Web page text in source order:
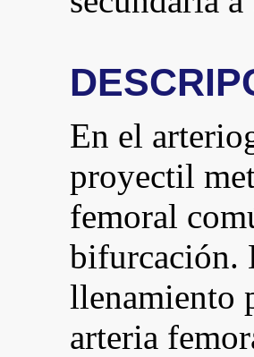
En el
proyectil
femoral
bifurcación.
llenamiento
arteria